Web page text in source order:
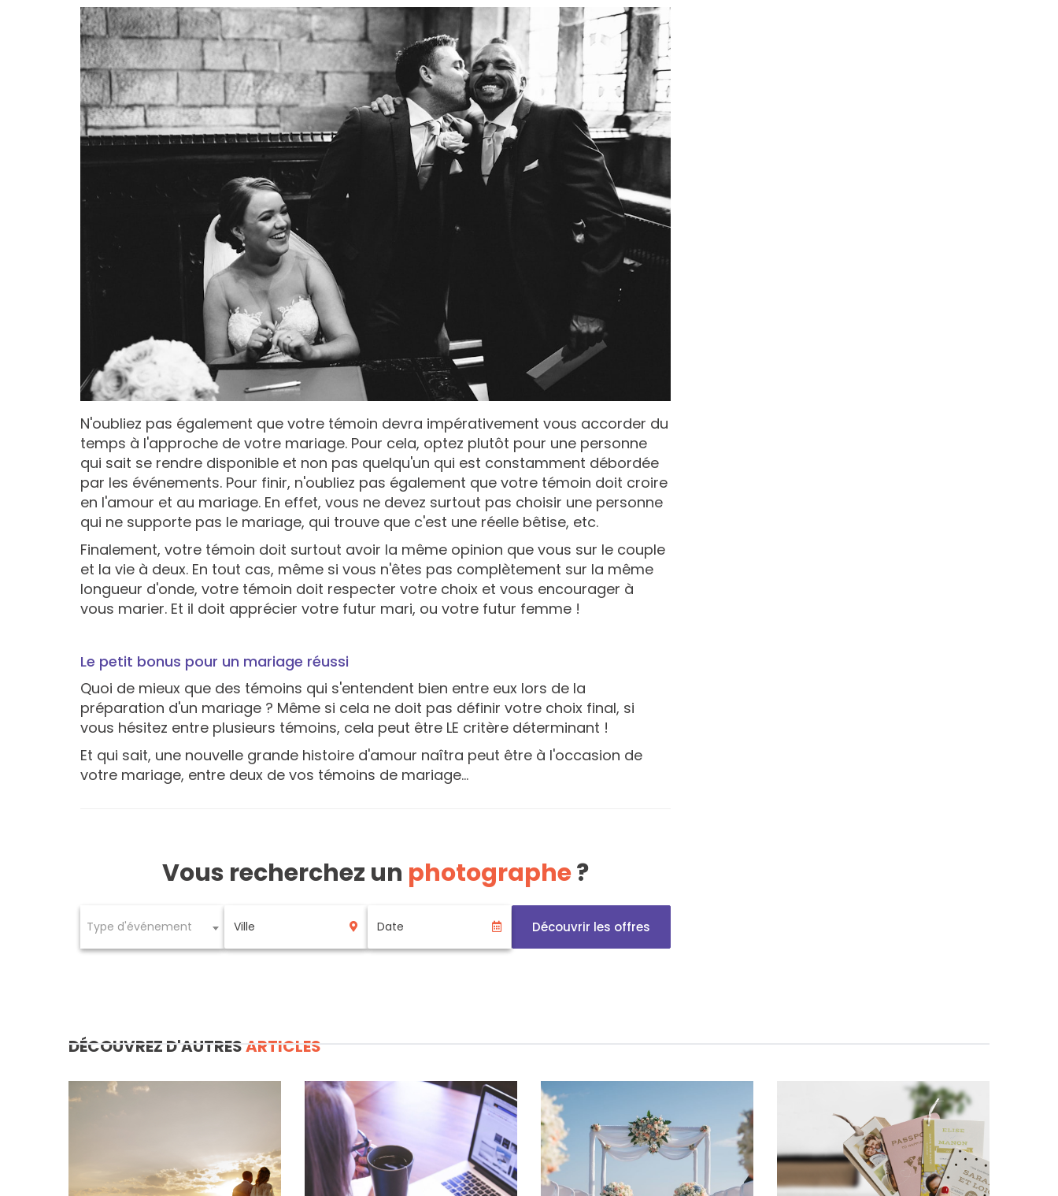
N'oubliez pas également que votre témoin devra impérativement vous accorder du
temps à l'approche de votre mariage. Pour cela, optez plutôt pour une personne
qui sait se rendre disponible et non pas quelqu'un qui est constamment débordée
par les événements. Pour finir, n'oubliez pas également que votre témoin doit croire
en l'amour et au mariage. En effet, vous ne devez surtout pas choisir une personne
qui ne supporte pas le mariage, qui trouve que c'est une réelle bêtise, etc.
Finalement, votre témoin doit surtout avoir la même opinion que vous sur le couple
et la vie à deux. En tout cas, même si vous n'êtes pas complètement sur la même
longueur d'onde, votre témoin doit respecter votre choix et vous encourager à
vous marier. Et il doit apprécier votre futur mari, ou votre futur femme !
Le petit bonus pour un mariage réussi
Quoi de mieux que des témoins qui s'entendent bien entre eux lors de la
préparation d'un mariage ? Même si cela ne doit pas définir votre choix final, si
vous hésitez entre plusieurs témoins, cela peut être LE critère déterminant !
Et qui sait, une nouvelle grande histoire d'amour naîtra peut être à l'occasion de
votre mariage, entre deux de vos témoins de mariage...
Vous recherchez un photographe?
Type d'événement Découvrir les offres
DÉCOUVREZ D'AUTRESARTICLES